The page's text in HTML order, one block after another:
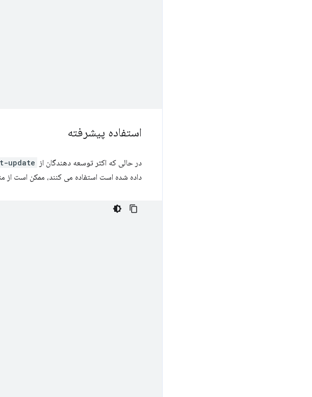
استفاده پیشرفته
در حالی که اکثر توسعه دهندگان از update
داده شده است استفاده می کنند، ممکن است